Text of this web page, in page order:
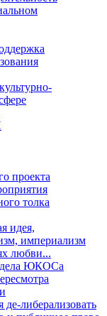
проекта
толка
идея,
империализм
любви...
ЮКОСа
либерализовать